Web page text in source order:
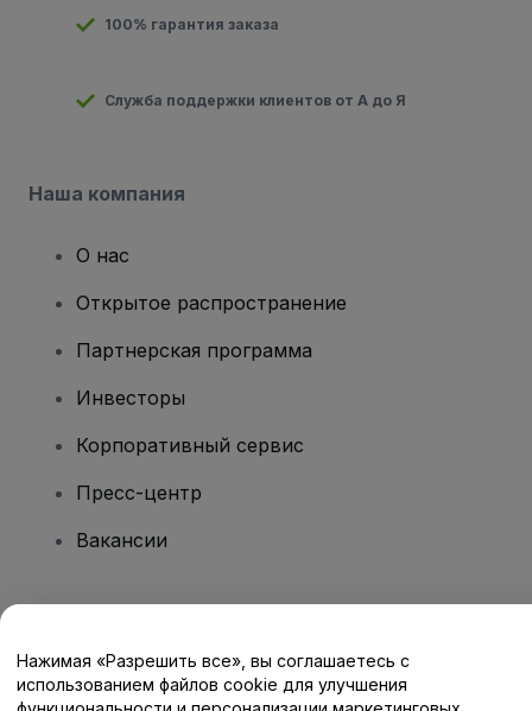
100% гарантия заказа
Служба поддержки клиентов от А до Я
Наша компания
О нас
Открытое распространение
Партнерская программа
Инвесторы
Корпоративный сервис
Пресс-центр
Вакансии
Центр помощи / Свяжитесь с нами
Нажимая «Разрешить все», вы соглашаетесь с
использованием файлов cookie для улучшения